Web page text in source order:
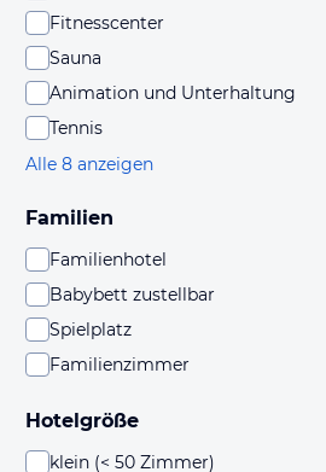
Fitnesscenter
Sauna
Animation und Unterhaltung
Tennis
Alle 8 anzeigen
Familien
Familienhotel
Babybett zustellbar
Spielplatz
Familienzimmer
Hotelgröße
klein (< 50 Zimmer)